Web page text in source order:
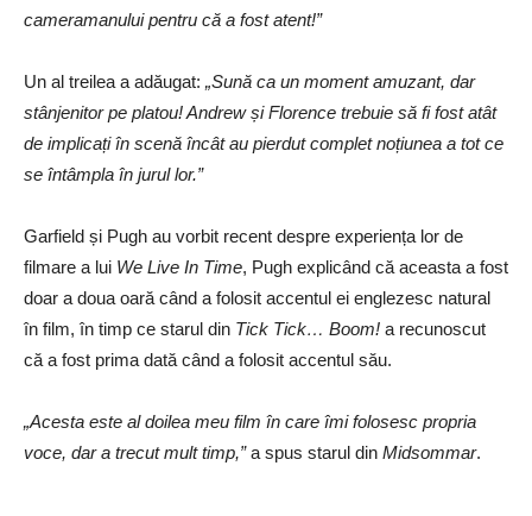
cameramanului pentru că a fost atent!”
Un al treilea a adăugat: „Sună ca un moment amuzant, dar
stânjenitor pe platou! Andrew și Florence trebuie să fi fost atât
de implicați în scenă încât au pierdut complet noțiunea a tot ce
se întâmpla în jurul lor.”
Garfield și Pugh au vorbit recent despre experiența lor de
filmare a lui We Live In Time, Pugh explicând că aceasta a fost
doar a doua oară când a folosit accentul ei englezesc natural
în film, în timp ce starul din Tick Tick… Boom! a recunoscut
că a fost prima dată când a folosit accentul său.
„Acesta este al doilea meu film în care îmi folosesc propria
voce, dar a trecut mult timp,”a spus starul din Midsommar.